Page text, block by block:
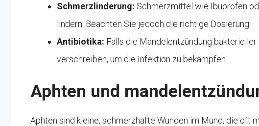
Schmerzlinderung: Schmerzmittel wie Ibuprofen
lindern. Beachten Sie jedoch die richtige Dosierung.
Antibiotika: Falls die Mandelentzündung
verschreiben, um die Infektion zu bekämpfen.
Aphten und
Aphten sind kleine, schmerzhafte Wunden im Mund, die oft